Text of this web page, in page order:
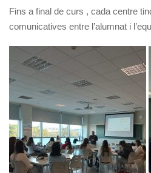
Fins a final de curs , cada centre
comunicatives entre l’alumnat i